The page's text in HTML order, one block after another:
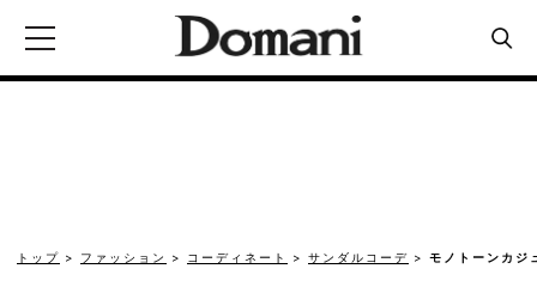
トップ ファッション コーディネート サンダルコーデ モノトーンカジ